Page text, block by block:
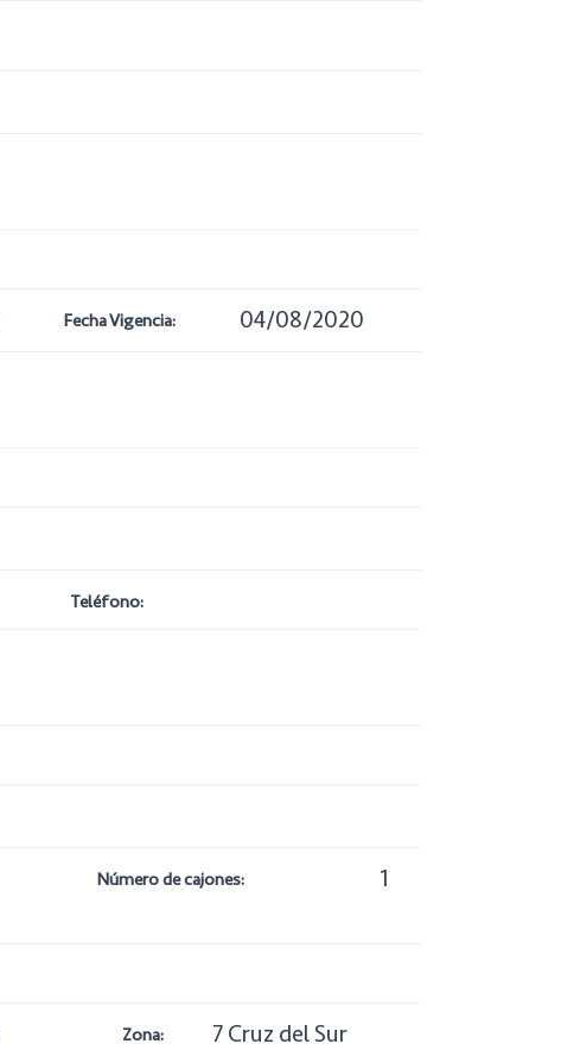
Fecha Vigencia: 04/08/2020
Teléfono:
Número de cajones: 1
Zona: 7 Cruz del Sur